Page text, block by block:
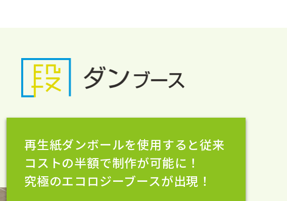
再生紙ダンボールを使用すると従来
コストの半額で制作が可能に！
究極のエコロジーブースが出現！